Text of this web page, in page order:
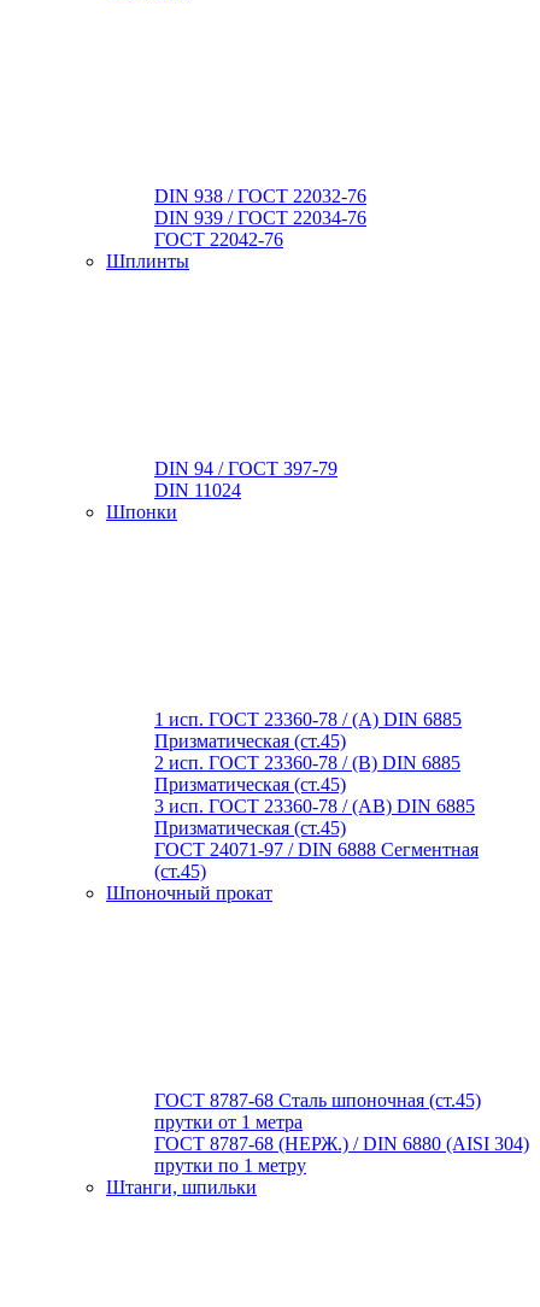
DIN 938 / ГОСТ 22032-76
DIN 939 / ГОСТ 22034-76
ГОСТ 22042-76
Шплинты
DIN 94 / ГОСТ 397-79
DIN 11024
Шпонки
1 исп. ГОСТ 23360-78 / (A) DIN 6885
Призматическая (ст.45)
2 исп. ГОСТ 23360-78 / (B) DIN 6885
Призматическая (ст.45)
3 исп. ГОСТ 23360-78 / (AB) DIN 6885
Призматическая (ст.45)
ГОСТ 24071-97 / DIN 6888 Сегментная
(ст.45)
Шпоночный прокат
ГОСТ 8787-68 Сталь шпоночная (ст.45)
прутки от 1 метра
ГОСТ 8787-68 (НЕРЖ.) / DIN 6880 (АISI 304)
прутки по 1 метру
Штанги, шпильки